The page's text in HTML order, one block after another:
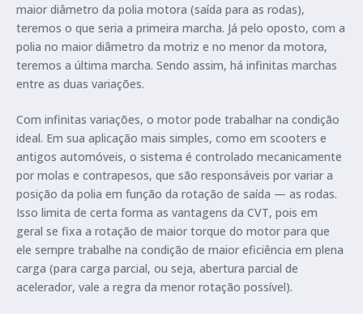
maior diâmetro da polia motora (saída para as rodas),
teremos o que seria a primeira marcha. Já pelo oposto, com a
polia no maior diâmetro da motriz e no menor da motora,
teremos a última marcha. Sendo assim, há infinitas marchas
entre as duas variações.
Com infinitas variações, o motor pode trabalhar na condição
ideal. Em sua aplicação mais simples, como em scooters e
antigos automóveis, o sistema é controlado mecanicamente
por molas e contrapesos, que são responsáveis por variar a
posição da polia em função da rotação de saída — as rodas.
Isso limita de certa forma as vantagens da CVT, pois em
geral se fixa a rotação de maior torque do motor para que
ele sempre trabalhe na condição de maior eficiência em plena
carga (para carga parcial, ou seja, abertura parcial de
acelerador, vale a regra da menor rotação possível).